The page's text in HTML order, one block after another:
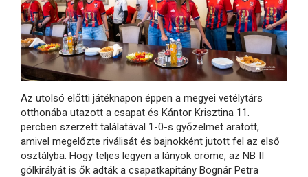
Az utolsó előtti játéknapon éppen a megyei vetélytárs
otthonába utazott a csapat és Kántor Krisztina 11.
percben szerzett találatával 1-0-s győzelmet aratott,
amivel megelőzte riválisát és bajnokként jutott fel az első
osztályba. Hogy teljes legyen a lányok öröme, az NB II
gólkirályát is ők adták a csapatkapitány Bognár Petra